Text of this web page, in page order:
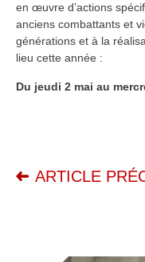
en œuvre d’actions
anciens combattants et
générations et à la
lieu cette année :
Du jeudi 2 mai au
ARTICLE